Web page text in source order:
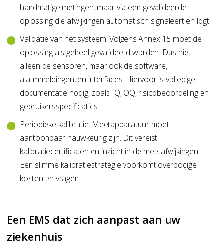
handmatige metingen, maar via een gevalideerde
oplossing die afwijkingen automatisch signaleert en logt.
Validatie van het systeem: Volgens Annex 15 moet de
oplossing als geheel gevalideerd worden. Dus niet
alleen de sensoren, maar ook de software,
alarmmeldingen, en interfaces. Hiervoor is volledige
documentatie nodig, zoals IQ, OQ, risicobeoordeling en
gebruikersspecificaties.
Periodieke kalibratie: Meetapparatuur moet
aantoonbaar nauwkeurig zijn. Dit vereist
kalibratiecertificaten en inzicht in de meetafwijkingen.
Een slimme kalibratiestrategie voorkomt overbodige
kosten en vragen.
Een EMS dat zich aanpast aan uw
ziekenhuis